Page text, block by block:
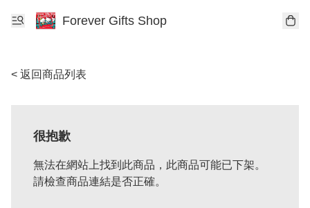
Forever Gifts Shop
< 返回商品列表
很抱歉
無法在網站上找到此商品，此商品可能已下架。
請檢查商品連結是否正確。